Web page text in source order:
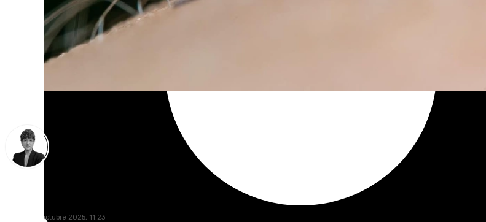
martes, 14 octubre 2025, 11:23